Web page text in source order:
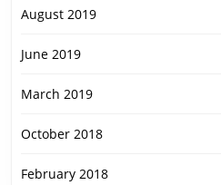
August 2019
June 2019
March 2019
October 2018
February 2018